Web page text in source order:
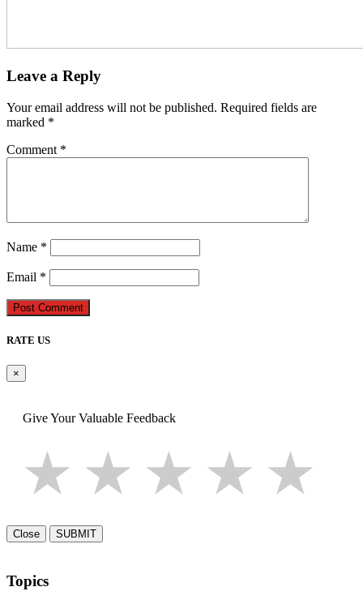
Leave a Reply
Your email address will not be published. Required fields are
marked *
Comment *
Name *
Email *
Post Comment
RATE US
×
Give Your Valuable Feedback
4
3
2 stars
1 star
Close SUBMIT
Topics